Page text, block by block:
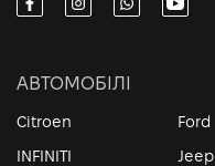
АВТОМОБІЛІ
Citroen Ford
INFINITI
Jeep